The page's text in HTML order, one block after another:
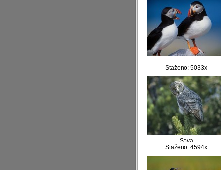
Staženo: 5033x
Sova
Staženo: 4594x